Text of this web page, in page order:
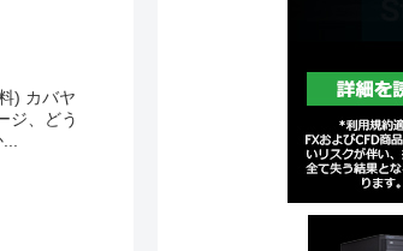
) カバヤ
ジ、どう